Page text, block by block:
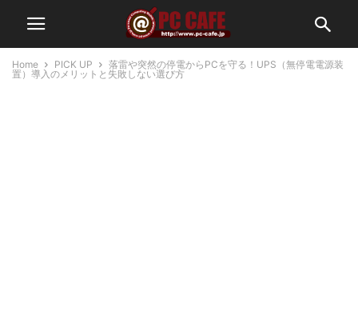
Home PICK UP
落雷や突然の停電からPCを守る！UPS（無停電電源装
置）導入のメリットと失敗しない選び方